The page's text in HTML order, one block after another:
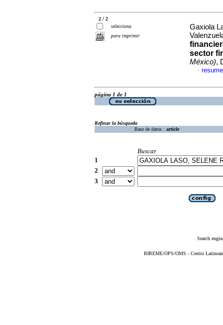
2 / 2
selecciona
para imprimir
Gaxiola
sector
México),
·
página 1 de 1
Refinar la búsqueda
Base de datos : article
Buscar
1
2
3
Search
BIREME/OPS/OMS - Centro